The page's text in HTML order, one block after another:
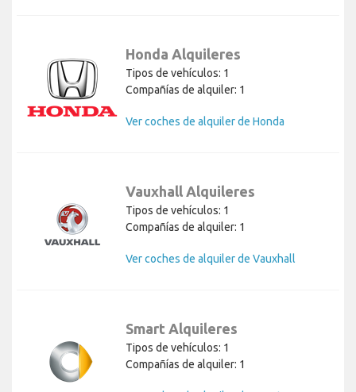
Honda Alquileres
Tipos de vehículos: 1
Compañías de alquiler: 1
Ver coches de alquiler de Honda
Vauxhall Alquileres
Tipos de vehículos: 1
Compañías de alquiler: 1
Ver coches de alquiler de Vauxhall
Smart Alquileres
Tipos de vehículos: 1
Compañías de alquiler: 1